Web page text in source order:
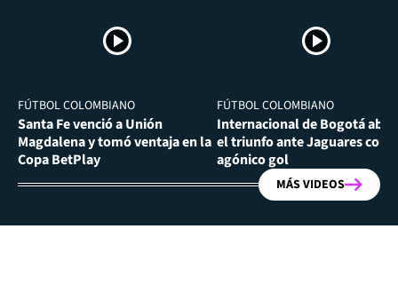
FÚTBOL COLOMBIANO
Santa Fe venció a Unión
Magdalena y tomó ventaja en la
Copa BetPlay
FÚTBOL COLOMBIANO
Internacional de Bogotá
el triunfo ante Jaguares con
agónico gol
MÁS VIDEOS